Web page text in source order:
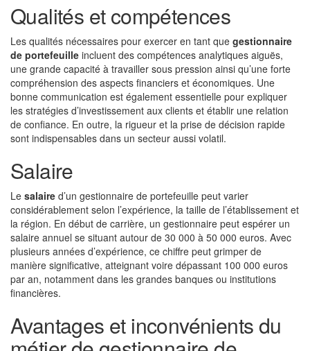
Qualités et compétences
Les qualités nécessaires pour exercer en tant que gestionnaire
de portefeuille incluent des compétences analytiques aiguës,
une grande capacité à travailler sous pression ainsi qu’une forte
compréhension des aspects financiers et économiques. Une
bonne communication est également essentielle pour expliquer
les stratégies d’investissement aux clients et établir une relation
de confiance. En outre, la rigueur et la prise de décision rapide
sont indispensables dans un secteur aussi volatil.
Salaire
Le salaire d’un gestionnaire de portefeuille peut varier
considérablement selon l’expérience, la taille de l’établissement et
la région. En début de carrière, un gestionnaire peut espérer un
salaire annuel se situant autour de 30 000 à 50 000 euros. Avec
plusieurs années d’expérience, ce chiffre peut grimper de
manière significative, atteignant voire dépassant 100 000 euros
par an, notamment dans les grandes banques ou institutions
financières.
Avantages et inconvénients du